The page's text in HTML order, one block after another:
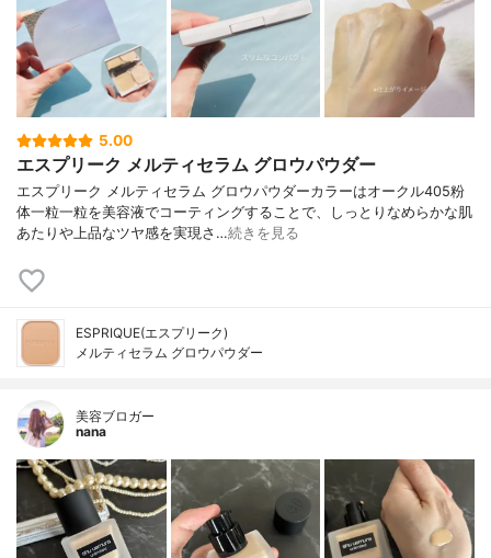
5.00
エスプリーク メルティセラム グロウパウダー
エスプリーク メルティセラム グロウパウダーカラーはオークル405粉
体一粒一粒を美容液でコーティングすることで、しっとりなめらかな肌
あたりや上品なツヤ感を実現さ…続きを見る
ESPRIQUE(エスプリーク)
メルティセラム グロウパウダー
美容ブロガー
nana